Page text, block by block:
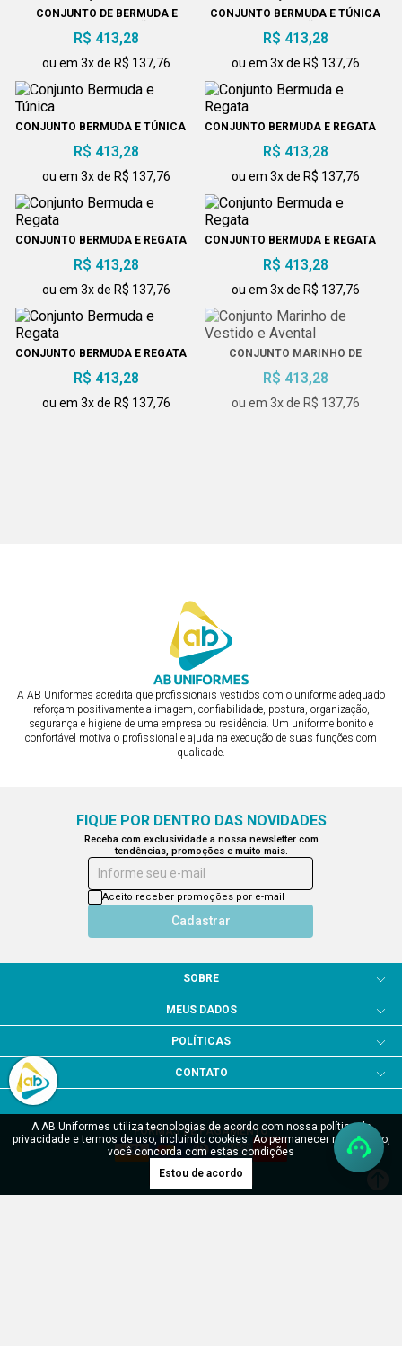
CONJUNTO DE BERMUDA E
TÚNICA COLEÇÃO
R$ 413,28
ou em 3x de R$ 137,76
CONJUNTO BERMUDA E TÚNICA
COLEÇÃO
R$ 413,28
ou em 3x de R$ 137,76
CONJUNTO BERMUDA E TÚNICA
R$ 413,28
ou em 3x de R$ 137,76
CONJUNTO BERMUDA E REGATA
R$ 413,28
ou em 3x de R$ 137,76
CONJUNTO BERMUDA E REGATA
R$ 413,28
ou em 3x de R$ 137,76
CONJUNTO BERMUDA E REGATA
R$ 413,28
ou em 3x de R$ 137,76
CONJUNTO BERMUDA E REGATA
R$ 413,28
ou em 3x de R$ 137,76
CONJUNTO MARINHO DE
VESTIDO E AVENTAL
R$ 413,28
ou em 3x de R$ 137,76
A AB Uniformes acredita que profissionais vestidos com o uniforme adequado
reforçam positivamente a imagem, confiabilidade, postura, organização,
segurança e higiene de uma empresa ou residência. Um uniforme bonito e
confortável motiva o profissional e ajuda na execução de suas funções com
qualidade.
FIQUE POR DENTRO DAS NOVIDADES
Receba com exclusividade a nossa newsletter com
tendências, promoções e muito mais.
Informe seu e-mail
Cadastrar
Aceito receber promoções por e-mail
SOBRE
MEUS DADOS
POLÍTICAS
CONTATO
FORMAS DE PAGAMENTO
A AB Uniformes utiliza tecnologias de acordo com nossa política de
privacidade e termos de uso, incluindo cookies. Ao permanecer navegando,
você concorda com estas condições
Estou de acordo